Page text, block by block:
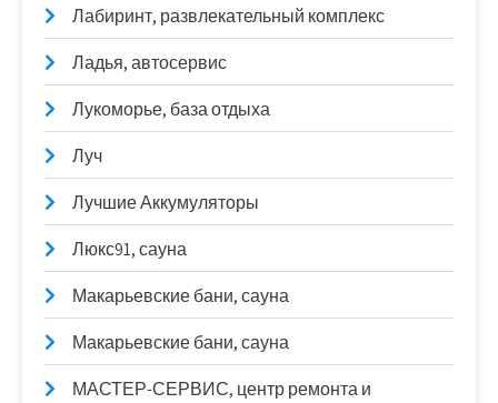
Лабиринт, развлекательный комплекс
Ладья, автосервис
Лукоморье, база отдыха
Луч
Лучшие Аккумуляторы
Люкс91, сауна
Макарьевские бани, сауна
Макарьевские бани, сауна
МАСТЕР-СЕРВИС, центр ремонта и